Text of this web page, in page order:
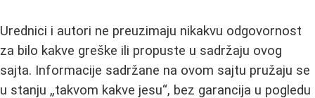
Urednici i autori ne preuzimaju nikakvu odgovornost
za bilo kakve greške ili propuste u sadržaju ovog
sajta. Informacije sadržane na ovom sajtu pružaju se
u stanju „takvom kakve jesu“, bez garancija u pogledu